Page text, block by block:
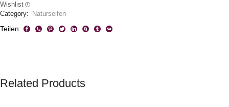
Wishlist
Category:
Naturseifen
Teilen:
Related Products